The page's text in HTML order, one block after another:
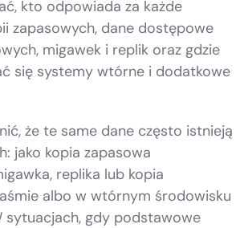
kto odpowiada za każde
zapasowych, dane dostępowe
migawek i replik oraz gdzie
się systemy wtórne i dodatkowe
że te same dane często istnieją
jako kopia zapasowa
replika lub kopia
albo w wtórnym środowisku
sytuacjach, gdy podstawowe